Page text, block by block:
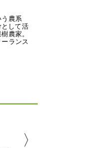
う農系
して活
農家。
ランス